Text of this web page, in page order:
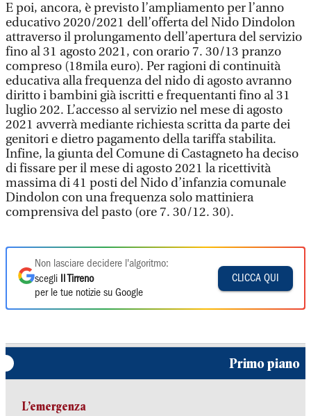
E poi, ancora, è previsto l’ampliamento per l’anno
educativo 2020/2021 dell’offerta del Nido Dindolon
attraverso il prolungamento dell’apertura del servizio
fino al 31 agosto 2021, con orario 7. 30/13 pranzo
compreso (18mila euro). Per ragioni di continuità
educativa alla frequenza del nido di agosto avranno
diritto i bambini già iscritti e frequentanti fino al 31
luglio 202. L’accesso al servizio nel mese di agosto
2021 avverrà mediante richiesta scritta da parte dei
genitori e dietro pagamento della tariffa stabilita.
Infine, la giunta del Comune di Castagneto ha deciso
di fissare per il mese di agosto 2021 la ricettività
massima di 41 posti del Nido d’infanzia comunale
Dindolon con una frequenza solo mattiniera
comprensiva del pasto (ore 7. 30/12. 30).
Non lasciare decidere l'algoritmo:
scegli
Il Tirreno
per le tue notizie su Google
CLICCA QUI
Primo piano
L’emergenza